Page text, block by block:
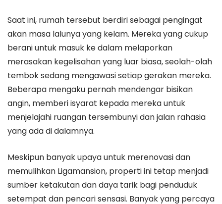
Saat ini, rumah tersebut berdiri sebagai pengingat
akan masa lalunya yang kelam. Mereka yang cukup
berani untuk masuk ke dalam melaporkan
merasakan kegelisahan yang luar biasa, seolah-olah
tembok sedang mengawasi setiap gerakan mereka.
Beberapa mengaku pernah mendengar bisikan
angin, memberi isyarat kepada mereka untuk
menjelajahi ruangan tersembunyi dan jalan rahasia
yang ada di dalamnya.
Meskipun banyak upaya untuk merenovasi dan
memulihkan Ligamansion, properti ini tetap menjadi
sumber ketakutan dan daya tarik bagi penduduk
setempat dan pencari sensasi. Banyak yang percaya